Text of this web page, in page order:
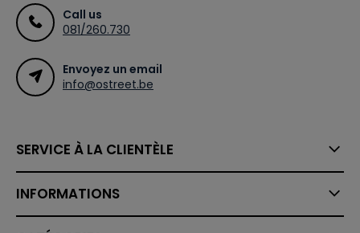
Call us
081/260.730
Envoyez un email
info@ostreet.be
SERVICE À LA CLIENTÈLE
INFORMATIONS